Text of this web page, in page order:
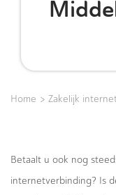
Home > Zakelijk
Betaalt u ook nog
internetverbinding? Is